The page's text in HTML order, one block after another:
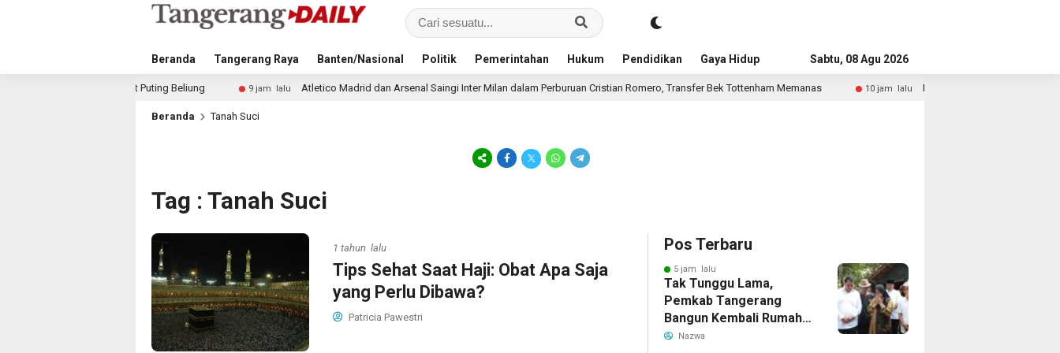
Beranda Tangerang Raya Banten/Nasional Politik Pemerintahan Hukum Pendidikan Gaya Hidup AdvertorialSabtu, 08 Agu 2026
9 jam lalu Atletico Madrid dan Arsenal Saingi Inter Milan dalam Perburuan Cristian Romero, Transfer Bek Tottenham Memanas 10 jam lalu Bandara Husein Sastranegara Kembali Layani
Beranda Tanah Suci
Tag : Tanah Suci
1 tahun lalu
Tips Sehat Saat Haji: Obat Apa Saja
yang Perlu Dibawa?
Patricia Pawestri
Pos Terbaru
5 jam lalu
Tak Tunggu Lama,
Pemkab Tangerang
Bangun Kembali Rumah
Warga yang Roboh
Nazwa